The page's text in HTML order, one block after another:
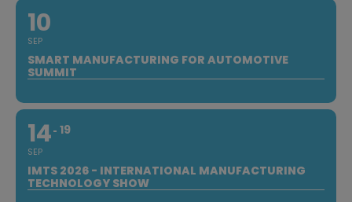
10
SEP
SMART MANUFACTURING FOR AUTOMOTIVE
SUMMIT
14
SEP
19
IMTS 2026 - INTERNATIONAL MANUFACTURING
TECHNOLOGY SHOW